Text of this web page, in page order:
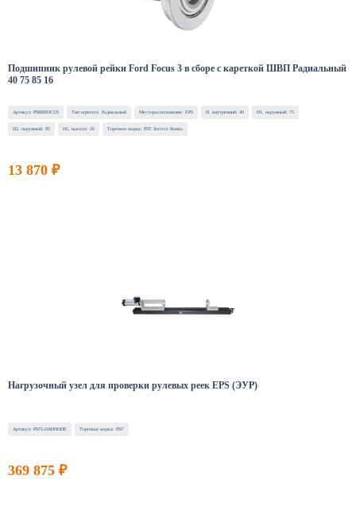
Подшипник рулевой рейки Ford Focus 3 в сборе с кареткой ШВП Радиальный
40 75 85 16
Артикул: PSBRFOCUS Тип агрегата: Радиальный Месторасположение: EPS D, внутренний: 40 D1, наружный: 75
D2, наружный: 85 H1, высота: 16 Торговая марка: PST Service Russia
13 870 ₽
Нагрузочный узел для проверки рулевых реек EPS (ЭУР)
Артикул: PSTLOADNODE Торговая марка: PST
369 875 ₽